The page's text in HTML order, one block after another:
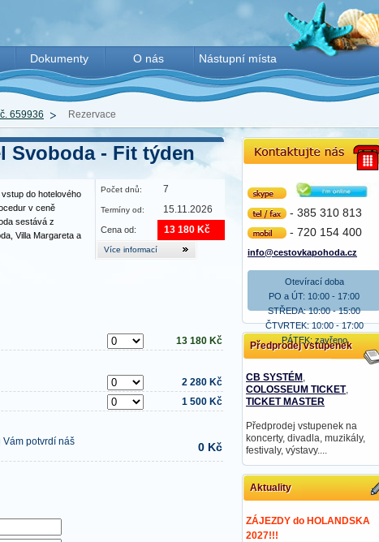
Dokumenty O nás Nástupní místa
659936 Rezervace
Svoboda - Fit týden
do hotelového
v ceně
sestává z
Villa Margareta a
7
Počet dnů:
15.11.2026
Termíny od:
13 180 Kč
Cena od:
Více informací
13 180 Kč
2 280 Kč
1 500 Kč
potvrdí náš
0 Kč
- 385 310 813
- 720 154 400
info@cestovkapohoda.cz
Otevírací doba
PO a ÚT: 10:00 - 17:00
STŘEDA: 10:00 - 15:00
ČTVRTEK: 10:00 - 17:00
PÁTEK: zavřeno
Předprodej vstupenek
CB SYSTÉM ,
COLOSSEUM TICKET,
TICKET MASTER
Předprodej vstupenek na
koncerty, divadla, muzikály,
festivaly, výstavy....
Aktuality
ZÁJEZDY do HOLANDSKA
2027!!!